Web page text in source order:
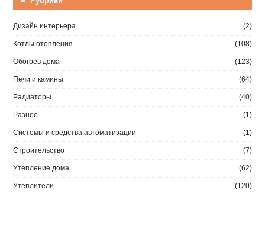
Дизайн интерьера (2)
Котлы отопления (108)
Обогрев дома (123)
Печи и камины (64)
Радиаторы (40)
Разное (1)
Системы и средства автоматизации (1)
Строительство (7)
Утепление дома (62)
Утеплители (120)